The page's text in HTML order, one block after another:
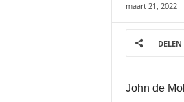
maart 21, 2022
DELEN
John de